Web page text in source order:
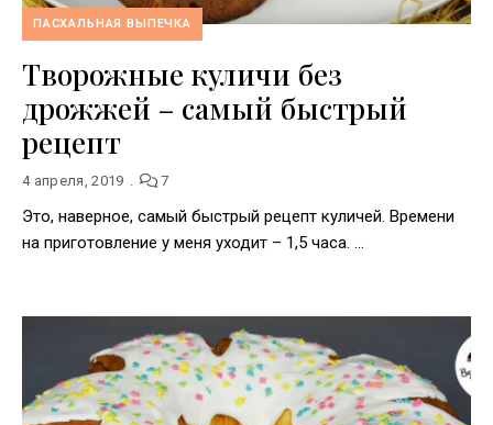
ПАСХАЛЬНАЯ ВЫПЕЧКА
Творожные куличи без
дрожжей – самый быстрый
рецепт
4 апреля, 2019 7
Это, наверное, самый быстрый рецепт куличей. Времени
на приготовление у меня уходит – 1,5 часа. …